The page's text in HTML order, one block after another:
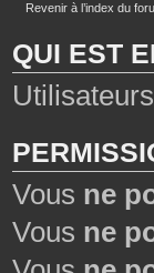
Revenir à l’index du
QUI EST
Vous ne
Vous ne